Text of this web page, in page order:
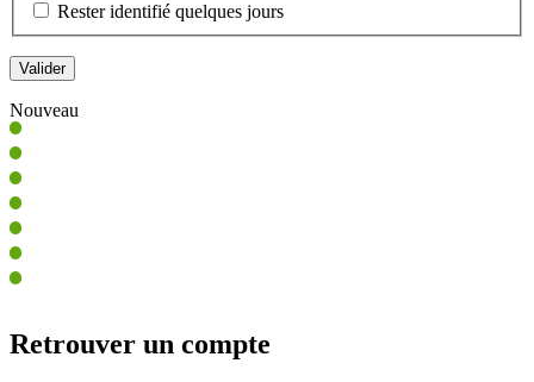
Rester identifié quelques jours
Nouveau
Retrouver un compte